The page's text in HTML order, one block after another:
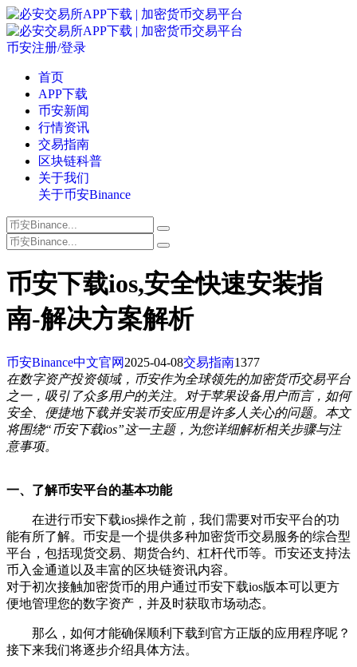
币安注册/登录
首页
APP下载
币安新闻
行情资讯
交易指南
区块链科普
关于我们
关于币安Binance
币安下载ios,安全快速安装指
南-解决方案解析
币安Binance中文官网 2025-04-08交易指南1377
在数字资产投资领域，币安作为全球领先的加密货币交易平台
之一，吸引了众多用户的关注。对于苹果设备用户而言，如何
安全、便捷地下载并安装币安应用是许多人关心的问题。本文
将围绕“币安下载ios”这一主题，为您详细解析相关步骤与注
意事项。
一、了解币安平台的基本功能
在进行币安下载ios操作之前，我们需要对币安平台的功
能有所了解。币安是一个提供多种加密货币交易服务的综合型
平台，包括现货交易、期货合约、杠杆代币等。币安还支持法
币入金通道以及丰富的区块链资讯内容。
对于初次接触加密货币的用户通过币安下载ios版本可以更方
便地管理您的数字资产，并及时获取市场动态。
那么，如何才能确保顺利下载到官方正版的应用程序呢？
接下来我们将逐步介绍具体方法。